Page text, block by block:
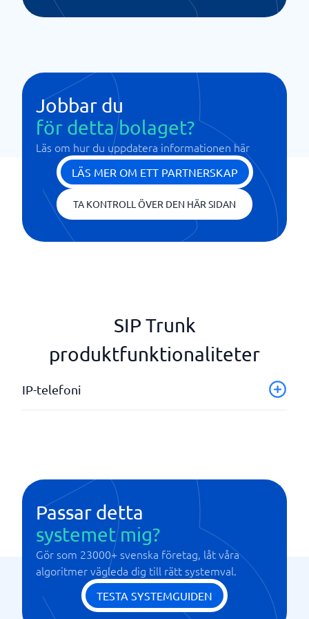
Jobbar du
för detta bolaget?
Läs om hur du uppdatera informationen här
LÄS MER OM ETT PARTNERSKAP
TA KONTROLL ÖVER DEN HÄR SIDAN
SIP Trunk
produktfunktionaliteter
IP-telefoni
Telefonväxel (PBX)
VoIP
Passar detta
systemet mig?
Gör som 23000+ svenska företag, låt våra
algoritmer vägleda dig till rätt systemval.
TESTA SYSTEMGUIDEN